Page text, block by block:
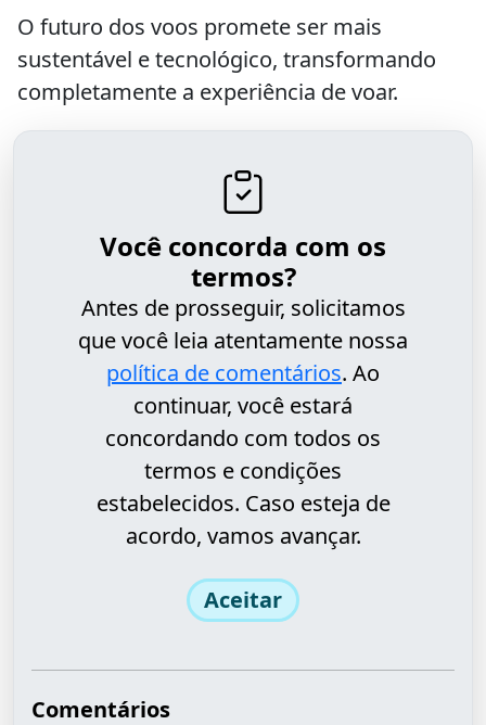
O futuro dos voos promete ser mais
sustentável e tecnológico, transformando
completamente a experiência de voar.
Você concorda com os
termos?
Antes de prosseguir, solicitamos
que você leia atentamente nossa
política de comentários. Ao
continuar, você estará
concordando com todos os
termos e condições
estabelecidos. Caso esteja de
acordo, vamos avançar.
Aceitar
Comentários